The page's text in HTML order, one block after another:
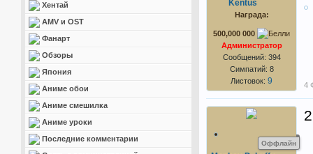
Хентай
AMV и OST
Фанарт
Обзоры
Япония
Аниме обои
Аниме смешилка
Аниме уроки
Последние комментарии
Kentus
Награда:
500,000 000
Администратор
Сообщений: 394
Симпатий: 8
Листовок: 9 4
Оффлайн